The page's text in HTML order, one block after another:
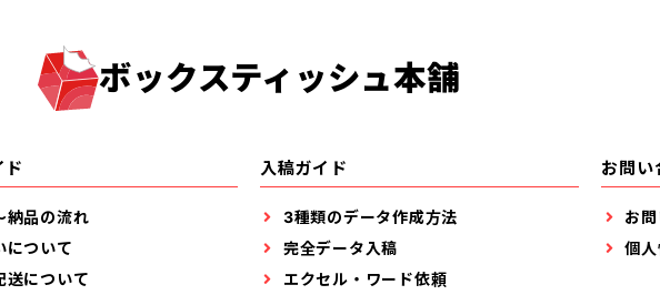
ボックスティッシュ本舗
ド
納品の流れ
について
送について
入稿ガイド
3種類のデータ作成方法
完全データ入稿
エクセル・ワード依頼
お問い
お
個